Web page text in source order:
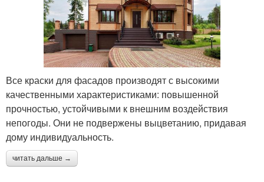
Все краски для фасадов производят с высокими
качественными характеристиками: повышенной
прочностью, устойчивыми к внешним воздействия
непогоды. Они не подвержены выцветанию, придавая
дому индивидуальность.
читать дальше →